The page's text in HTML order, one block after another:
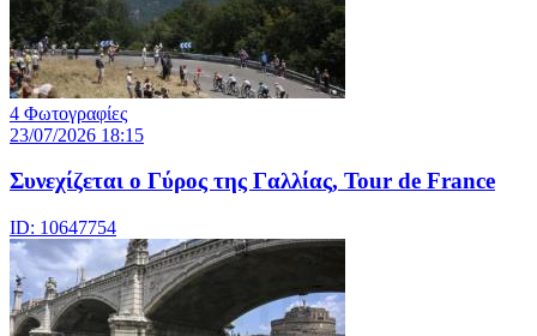
4 Φωτογραφίες
23/07/2026 18:15
Συνεχίζεται ο Γύρος της Γαλλίας, Tour de France
ID: 10647754